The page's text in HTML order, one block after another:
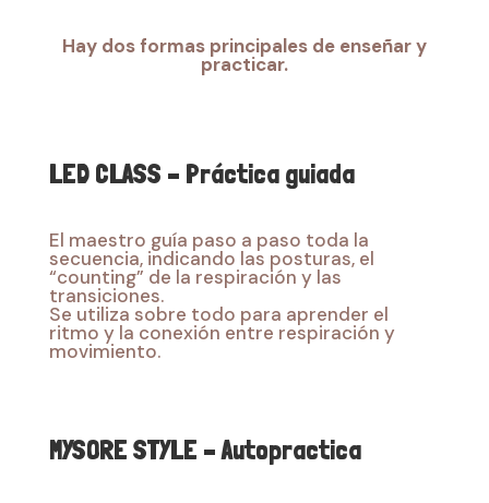
Hay dos formas principales de enseñar y
practicar.
LED CLASS – Práctica guiada
El maestro guía paso a paso toda la
secuencia, indicando las posturas, el
“counting” de la respiración y las
transiciones.
Se utiliza sobre todo para aprender el
ritmo y la conexión entre respiración y
movimiento.
MYSORE STYLE – Autopractica